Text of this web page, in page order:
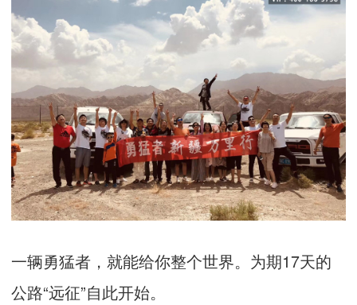
一辆勇猛者，就能给你整个世界。为期17天的
公路“远征”自此开始。